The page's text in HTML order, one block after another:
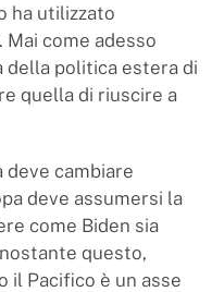
ha utilizzato
come adesso
della politica estera di
quella di riuscire a
cambiare
deve assumersi la
come Biden sia
questo,
il Pacifico è un asse